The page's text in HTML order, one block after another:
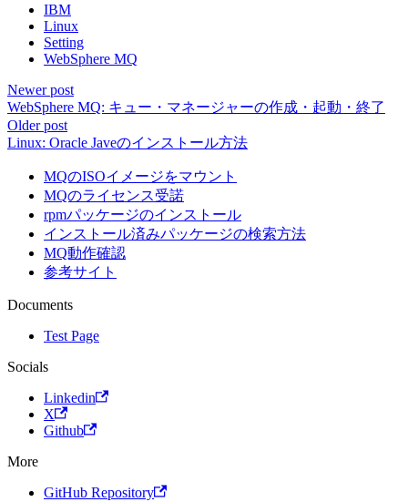
IBM
Linux
Setting
WebSphere MQ
Newer post
WebSphere MQ: キュー・マネージャーの作成・起動・終了
Older post
Linux: Oracle Javeのインストール方法
MQのISOイメージをマウント
MQのライセンス受諾
rpmパッケージのインストール
インストール済みパッケージの検索方法
MQ動作確認
参考サイト
Documents
Test Page
Socials
Linkedin
X
Github
More
GitHub Repository